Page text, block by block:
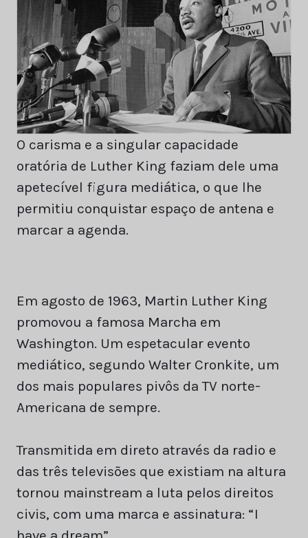
O carisma e a singular capacidade
oratória de Luther King faziam dele uma
apetecível figura mediática, o que lhe
permitiu conquistar espaço de antena e
marcar a agenda.
Em agosto de 1963, Martin Luther King
promovou a famosa Marcha em
Washington. Um espetacular evento
mediático, segundo Walter Cronkite, um
dos mais populares pivôs da TV norte-
Americana de sempre.
Transmitida em direto através da radio e
das três televisões que existiam na altura
tornou mainstream a luta pelos direitos
civis, com uma marca e assinatura: “I